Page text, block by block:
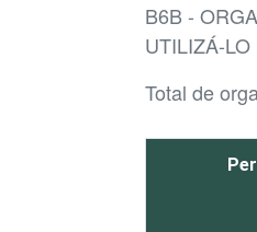
B6B -
UTILIZÁ-LO
Total de